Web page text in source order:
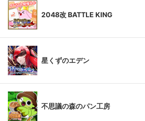
2048改 BATTLE KING
星くずのエデン
不思議の森のパン工房